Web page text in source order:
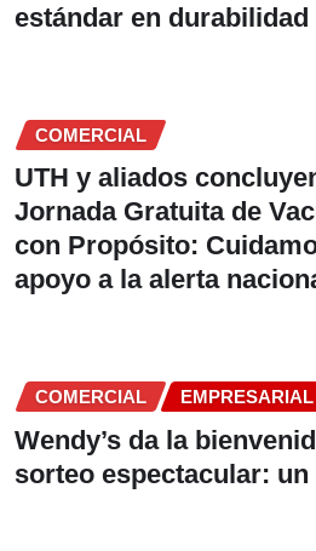
estándar en
COMERCIAL
UTH y aliados
Jornada Gratuita de
con Propósito:
apoyo a la alerta
COMERCIAL EMPRESARIAL
Wendy’s da la
sorteo espectacular: un